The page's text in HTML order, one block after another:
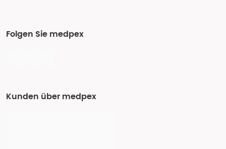
Folgen Sie medpex
Kunden über medpex